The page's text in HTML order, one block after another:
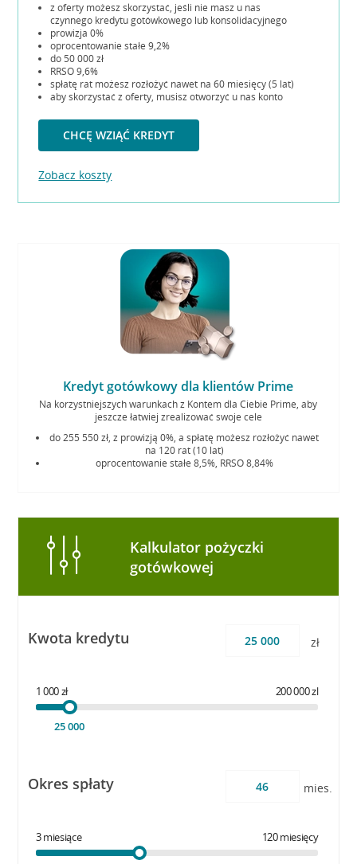
z oferty możesz skorzystać, jeśli nie masz u nas
czynnego kredytu gotówkowego lub konsolidacyjnego
prowizja 0%
oprocentowanie stałe 9,2%
do 50 000 zł
RRSO 9,6%
spłatę rat możesz rozłożyć nawet na 60 miesięcy (5 lat)
aby skorzystać z oferty, musisz otworzyć u nas konto
CHCĘ WZIĄĆ KREDYT
Zobacz koszty
Kredyt gotówkowy dla klientów Prime
Na korzystniejszych warunkach z Kontem dla Ciebie Prime, aby
jeszcze łatwiej zrealizować swoje cele
do 255 550 zł, z prowizją 0%, a spłatę możesz rozłożyć nawet
na 120 rat (10 lat)
oprocentowanie stałe 8,5%, RRSO 8,84%
Kalkulator pożyczki
gotówkowej
Kwota kredytu
1 000 zł 200 000 zl
25 000
zł
Okres spłaty
3 miesiące 120 miesięcy
mies.